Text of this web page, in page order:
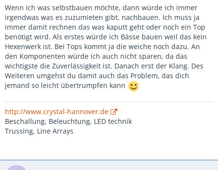
Wenn ich was selbstbauen möchte, dann würde ich immer
irgendwas was es zuzumieten gibt, nachbauen. Ich muss ja
immer damit rechnen das was kaputt geht oder noch ein Top
benötigt wird. Als erstes würde ich Bässe bauen weil das kein
Hexenwerk ist. Bei Tops kommt ja die weiche noch dazu. An
den Komponenten würde ich auch nicht sparen, da das
wichtigste die Zuverlässigkeit ist. Danach erst der Klang. Des
Weiteren umgehst du damit auch das Problem, das dich
jemand so leicht übertrumpfen kann
http://www.crystal-hannover.de
Beschallung, Beleuchtung, LED technik
Trussing, Line Arrays